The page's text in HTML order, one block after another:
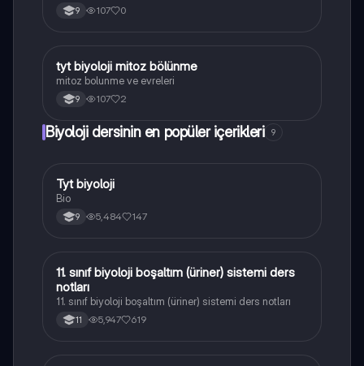
9 107 0
Biyoloji
tyt biyoloji mitoz bölünme
mitoz bolunme ve evreleri
9 107 2
Biyoloji dersinin en popüler içerikleri 9
Biyoloji
Tyt biyoloji
Bio
9 5,484 147
Biyoloji
11. sınıf biyoloji boşaltım (üriner) sistemi ders
notları
11. sınıf biyoloji boşaltım (üriner) sistemi ders notları
11 5,947 619